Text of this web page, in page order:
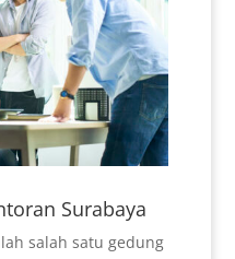
Surabaya
salah satu gedung